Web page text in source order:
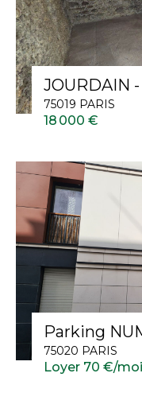
75019 PARIS
18 000 €
Parking
75020 PARIS
Loyer 70 €/